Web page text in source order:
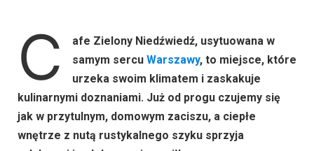
C
afe Zielony Niedźwiedź, usytuowana w
samym sercu Warszawy, to miejsce, które
urzeka swoim klimatem i zaskakuje
kulinarnymi doznaniami. Już od progu czujemy się
jak w przytulnym, domowym zaciszu, a ciepłe
wnętrze z nutą rustykalnego szyku sprzyja